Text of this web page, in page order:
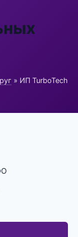
» ИП TurboTech